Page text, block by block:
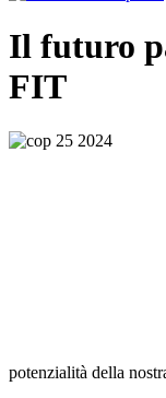
Il futuro
FIT
potenzialità della